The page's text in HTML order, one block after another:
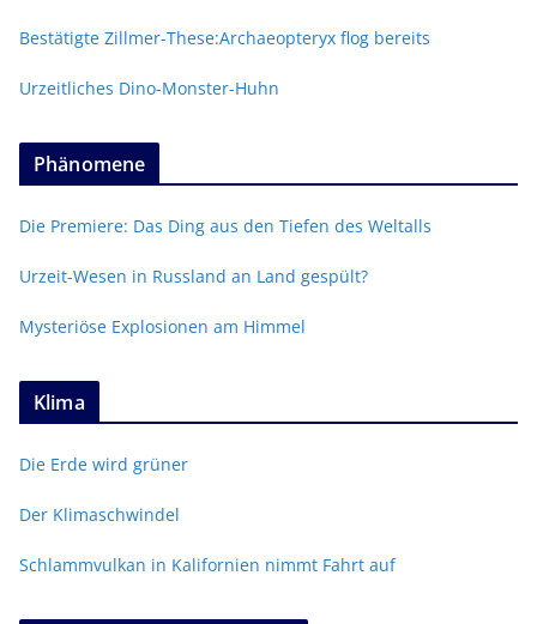
Bestätigte Zillmer-These:Archaeopteryx flog bereits
Urzeitliches Dino-Monster-Huhn
Phänomene
Die Premiere: Das Ding aus den Tiefen des Weltalls
Urzeit-Wesen in Russland an Land gespült?
Mysteriöse Explosionen am Himmel
Klima
Die Erde wird grüner
Der Klimaschwindel
Schlammvulkan in Kalifornien nimmt Fahrt auf